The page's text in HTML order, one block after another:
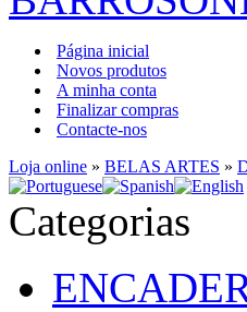
Página inicial
Novos produtos
A minha conta
Finalizar compras
Contacte-nos
Loja online » BELAS ARTES »
Categorias